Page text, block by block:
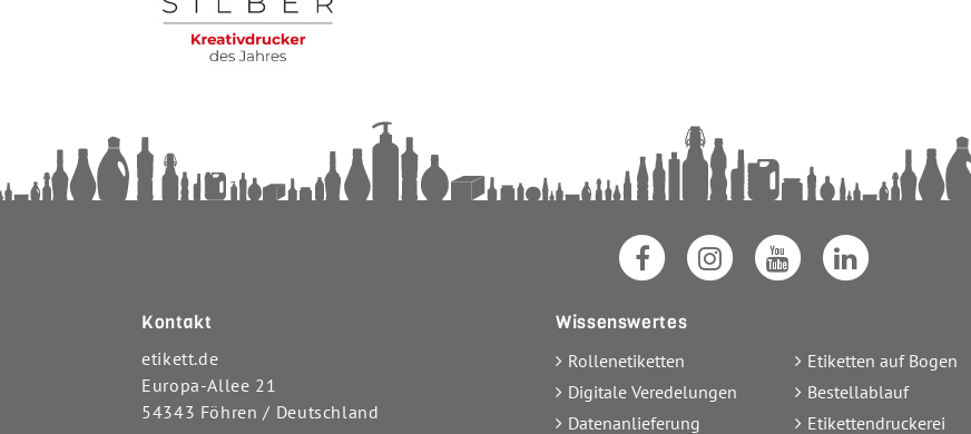
Kontakt
etikett.de
Europa-Allee 21
54343 Föhren / Deutschland
Wissenswertes
Rollenetiketten
Etiketten auf Bogen
Digitale Veredelungen
Bestellablauf
Datenanlieferung
Etikettendruckerei